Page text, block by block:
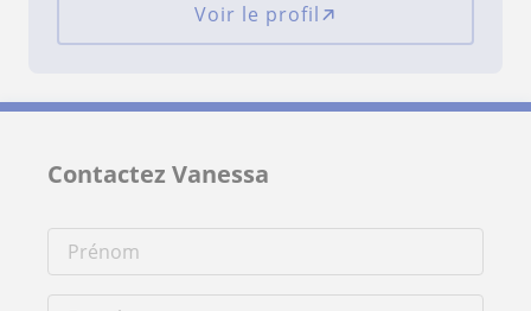
Voir le profil
Contactez Vanessa